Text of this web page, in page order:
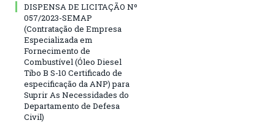
DISPENSA DE LICITAÇÃO Nº
057/2023-SEMAP
(Contratação de Empresa
Especializada em
Fornecimento de
Combustível (Óleo Diesel
Tibo B S-10 Certificado de
especificação da ANP) para
Suprir As Necessidades do
Departamento de Defesa
Civil)